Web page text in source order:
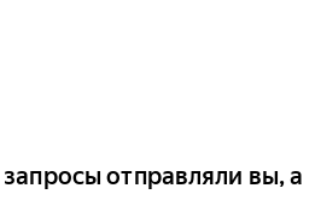
отправляли вы, а